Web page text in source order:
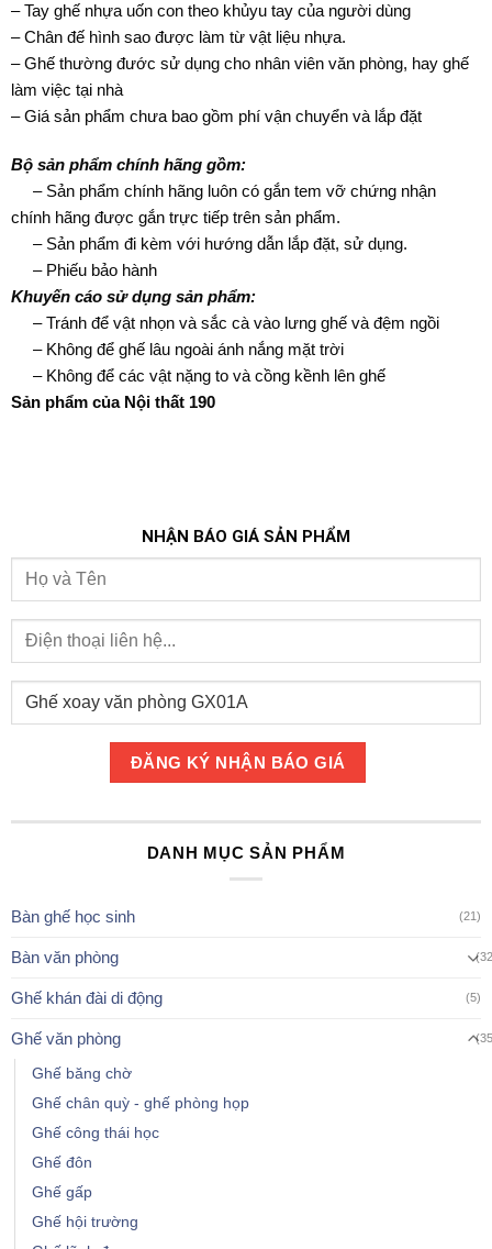
– Tay ghế nhựa uốn con theo khủyu tay của người dùng
– Chân đế hình sao được làm từ vật liệu nhựa.
– Ghế thường đước sử dụng cho nhân viên văn phòng, hay ghế
làm việc tại nhà
– Giá sản phẩm chưa bao gồm phí vận chuyển và lắp đặt
Bộ sản phẩm chính hãng gồm:
– Sản phẩm chính hãng luôn có gắn tem vỡ chứng nhận
chính hãng được gắn trực tiếp trên sản phẩm.
– Sản phẩm đi kèm với hướng dẫn lắp đặt, sử dụng.
– Phiếu bảo hành
Khuyến cáo sử dụng sản phẩm:
– Tránh để vật nhọn và sắc cà vào lưng ghế và đệm ngồi
– Không để ghế lâu ngoài ánh nắng mặt trời
– Không để các vật nặng to và cồng kềnh lên ghế
Sản phẩm của Nội thất 190
NHẬN BÁO GIÁ SẢN PHẨM
DANH MỤC SẢN PHẨM
Bàn ghế học sinh (21)
Bàn văn phòng
Ghế khán đài di động (5)
Ghế văn phòng
Ghế băng chờ
Ghế chân quỳ - ghế phòng họp
Ghế công thái học
Ghế đôn
Ghế gấp
Ghế hội trường